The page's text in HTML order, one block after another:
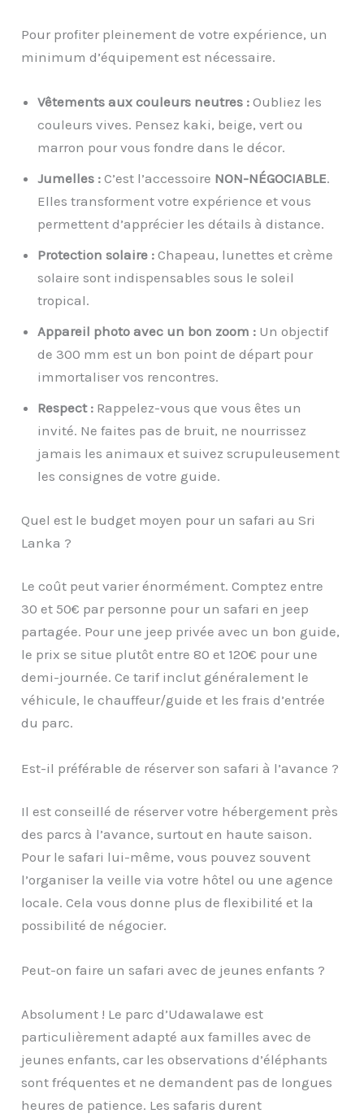
Pour profiter pleinement de votre expérience, un
minimum d’équipement est nécessaire.
Vêtements aux couleurs neutres : Oubliez les
couleurs vives. Pensez kaki, beige, vert ou
marron pour vous fondre dans le décor.
Jumelles : C’est l’accessoire NON-NÉGOCIABLE.
Elles transforment votre expérience et vous
permettent d’apprécier les détails à distance.
Protection solaire : Chapeau, lunettes et crème
solaire sont indispensables sous le soleil
tropical.
Appareil photo avec un bon zoom : Un objectif
de 300 mm est un bon point de départ pour
immortaliser vos rencontres.
Respect : Rappelez-vous que vous êtes un
invité. Ne faites pas de bruit, ne nourrissez
jamais les animaux et suivez scrupuleusement
les consignes de votre guide.
Quel est le budget moyen pour un safari au Sri
Lanka ?
Le coût peut varier énormément. Comptez entre
30 et 50€ par personne pour un safari en jeep
partagée. Pour une jeep privée avec un bon guide,
le prix se situe plutôt entre 80 et 120€ pour une
demi-journée. Ce tarif inclut généralement le
véhicule, le chauffeur/guide et les frais d’entrée
du parc.
Est-il préférable de réserver son safari à l’avance ?
Il est conseillé de réserver votre hébergement près
des parcs à l’avance, surtout en haute saison.
Pour le safari lui-même, vous pouvez souvent
l’organiser la veille via votre hôtel ou une agence
locale. Cela vous donne plus de flexibilité et la
possibilité de négocier.
Peut-on faire un safari avec de jeunes enfants ?
Absolument ! Le parc d’Udawalawe est
particulièrement adapté aux familles avec de
jeunes enfants, car les observations d’éléphants
sont fréquentes et ne demandent pas de longues
heures de patience. Les safaris durent